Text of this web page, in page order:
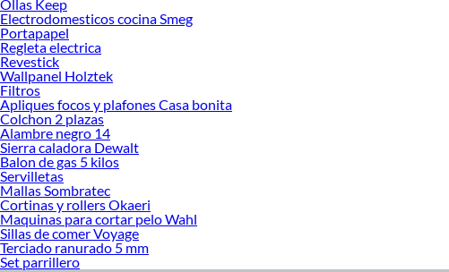
Ollas Keep
Electrodomesticos cocina Smeg
Portapapel
Regleta electrica
Revestick
Wallpanel Holztek
Filtros
Apliques focos y plafones Casa bonita
Colchon 2 plazas
Alambre negro 14
Sierra caladora Dewalt
Balon de gas 5 kilos
Servilletas
Mallas Sombratec
Cortinas y rollers Okaeri
Maquinas para cortar pelo Wahl
Sillas de comer Voyage
Terciado ranurado 5 mm
Set parrillero